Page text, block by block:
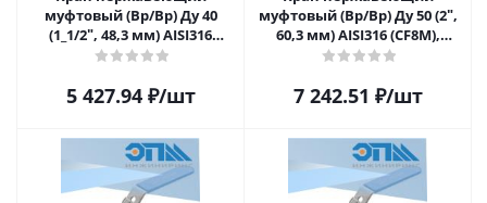
муфтовый (Вр/Вр) Ду 40
(1_1/2ʺ, 48,3 мм) AISI316
(CF8M), полнопроходной,
(3PC) разборный, с
ISO5211
5 427.94₽/шт
муфтовый (Вр/Вр) Ду 50 (2ʺ,
60,3 мм) AISI316 (CF8M),
полнопроходной, шаровой,
разборный, с блокировкой
7 242.51 ₽/шт